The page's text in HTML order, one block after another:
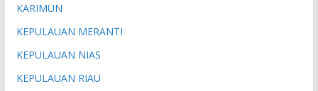
KARIMUN
KEPULAUAN MERANTI
KEPULAUAN NIAS
KEPULAUAN RIAU